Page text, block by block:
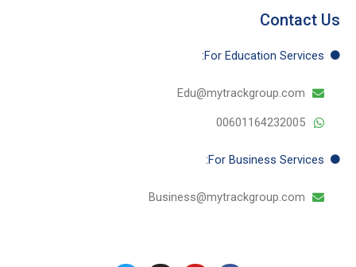
Contact Us
For Education​ Services:
Edu@mytrackgroup.com
00601164232005
For Business​ Services:
Business@mytrackgroup.com